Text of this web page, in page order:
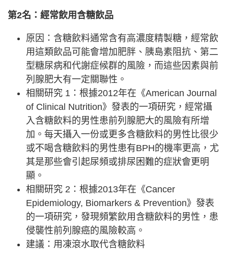
第2名：經常飲用含糖飲品
原因：含糖飲料通常含有高濃度精製糖，經常飲
用這類飲品可能會增加肥胖、胰島素阻抗、第二
型糖尿病和代謝症候群的風險，而這些因素與前
列腺肥大有一定關聯性。
相關研究 1：根據2012年在《American Journal
of Clinical Nutrition》發表的一項研究，經常攝
入含糖飲料的男性患前列腺肥大的風險有所增
加。每天攝入一份或更多含糖飲料的男性比很少
或不喝含糖飲料的男性患有BPH的機率更高，尤
其是那些會引起尿頻或排尿困難的症狀會更明
顯。
相關研究 2：根據2013年在《Cancer
Epidemiology, Biomarkers & Prevention》發表
的一項研究，發現頻繁飲用含糖飲料的男性，患
侵襲性前列腺癌的風險較高。
建議：用凍滾水取代含糖飲料